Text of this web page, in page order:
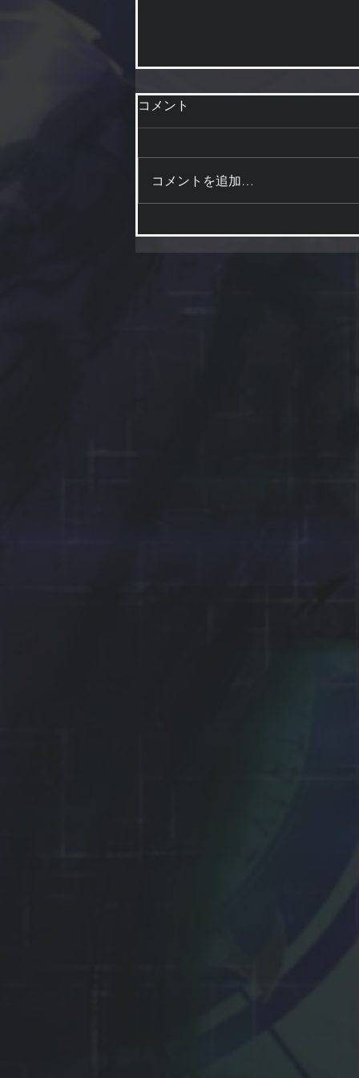
値下げしてます
コメント
コメントを追加…